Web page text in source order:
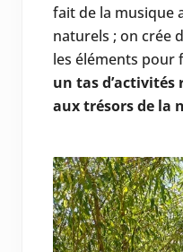
fait de la musique
naturels ; on crée
les éléments pour
un tas d’activités
aux trésors de la